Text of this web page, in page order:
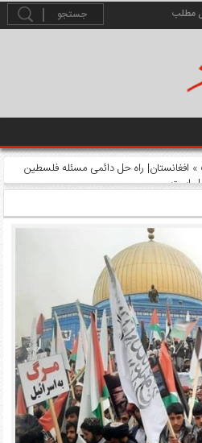
مطلب
» افغانستان| راه حل دائمی مسئله فلسطین
است